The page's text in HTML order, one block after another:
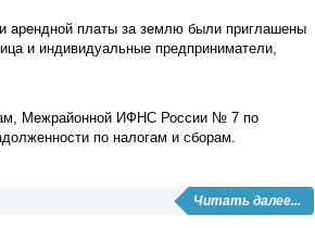
арендной платы за землю были приглашены
и индивидуальные предприниматели,
Межрайонной ИФНС России № 7 по
по налогам и сборам.
Читать далее...